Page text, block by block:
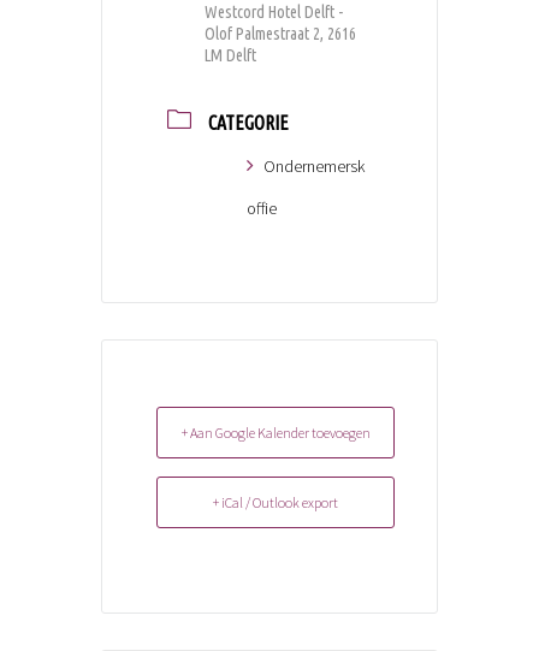
Westcord Hotel Delft -
Olof Palmestraat 2, 2616
LM Delft
CATEGORIE
Ondernemersk
offie
+ Aan Google Kalender toevoegen
+ iCal / Outlook export